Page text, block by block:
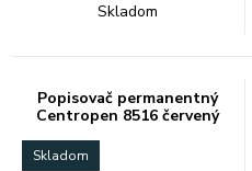
Skladom
Popisovač permanentný
Centropen 8516 červený
Skladom